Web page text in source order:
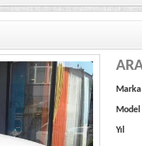
Marka
Model
Yıl